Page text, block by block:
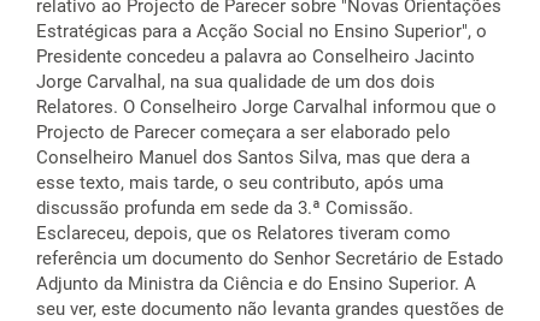
relativo ao Projecto de Parecer sobre "Novas Orientações
Estratégicas para a Acção Social no Ensino Superior", o
Presidente concedeu a palavra ao Conselheiro Jacinto
Jorge Carvalhal, na sua qualidade de um dos dois
Relatores. O Conselheiro Jorge Carvalhal informou que o
Projecto de Parecer começara a ser elaborado pelo
Conselheiro Manuel dos Santos Silva, mas que dera a
esse texto, mais tarde, o seu contributo, após uma
discussão profunda em sede da 3.ª Comissão.
Esclareceu, depois, que os Relatores tiveram como
referência um documento do Senhor Secretário de Estado
Adjunto da Ministra da Ciência e do Ensino Superior. A
seu ver, este documento não levanta grandes questões de